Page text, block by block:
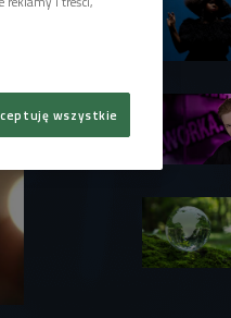
wszystkie